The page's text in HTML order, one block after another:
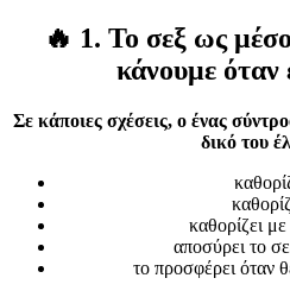
🔥 1. Το σεξ ως
κάνουμε
Σε κάποιες σχέσεις, ο ένας
δικό του
καθορίζει
αποσύρει το
το προσφέρει όταν